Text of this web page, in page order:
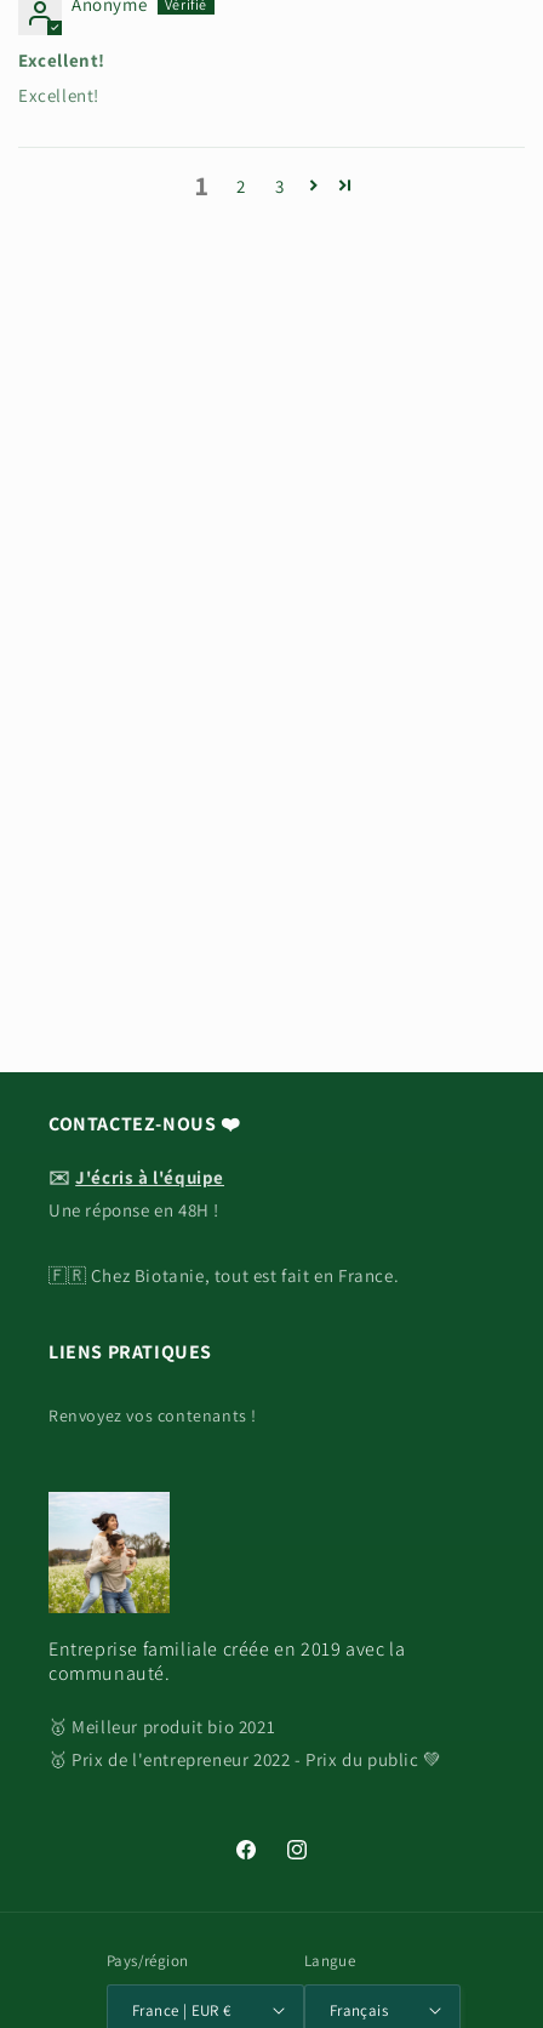
Excellent!
Excellent!
1 2 3
CONTACTEZ-NOUS ❤️
✉️J'écris à l'équipe
Une réponse en 48H !
🇫🇷 Chez Biotanie, tout est fait en France.
LIENS PRATIQUES
Renvoyez vos contenants !
Entreprise familiale créée en 2019 avec la
communauté.
🥇 Meilleur produit bio 2021
🥇 Prix de l'entrepreneur 2022 - Prix du public 💚
FacebookInstagram
Pays/région
France | EUR €
Langue
Français